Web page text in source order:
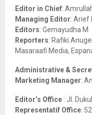
o
r
:
Editor in Chief:
Managing Editor: Arief
Editors: Gemayudha M
Reporters: Rafiki
Masaraafi Media,
Administrative &
Marketing Manager:
Editor’s Office : Jl.
Representatif Office: